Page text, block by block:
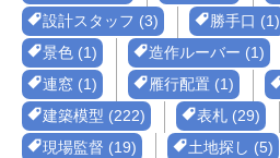
設計スタッフ (3)
勝手口 (1)
景色 (1)
造作ルーバー (1)
連窓 (1)
雁行配置 (1)
建築模型 (222)
表札 (29)
現場監督 (19)
土地探し (5)